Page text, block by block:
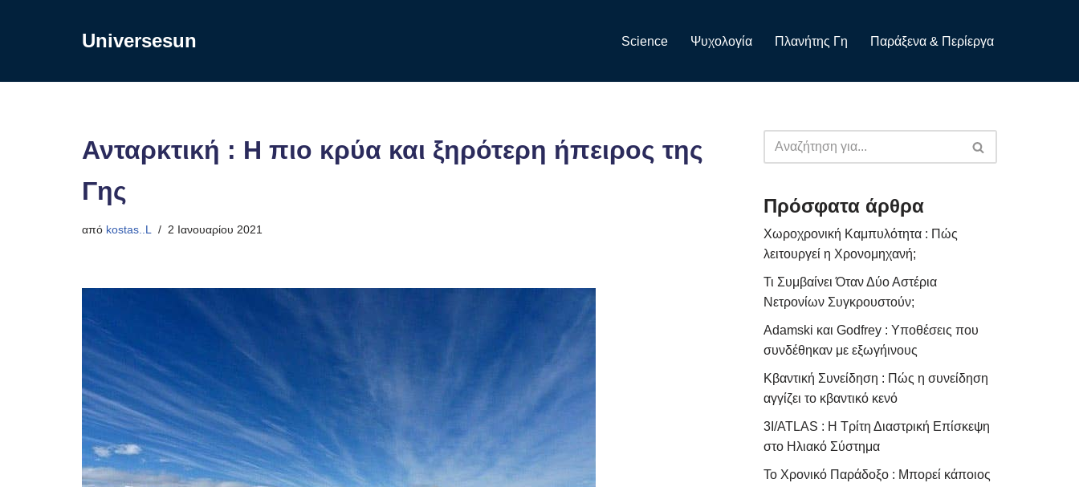
Μεταπηδήστε
περιεχόμενο
Universesun Science Ψυχολογία Πλανήτης Γη Παράξενα & Περίεργα
Ανταρκτική : Η πιο κρύα και ξηρότερη ήπειρος της
Γης
από kostas..L 2 Ιανουαρίου 2021
Πρόσφατα άρθρα
Χωροχρονική Καμπυλότητα : Πώς
λειτουργεί η Χρονομηχανή;
Τι Συμβαίνει Όταν Δύο Αστέρια
Νετρονίων Συγκρουστούν;
Adamski και Godfrey : Υποθέσεις που
συνδέθηκαν με εξωγήινους
Κβαντική Συνείδηση : Πώς η συνείδηση
αγγίζει το κβαντικό κενό
3I/ATLAS : Η Τρίτη Διαστρική Επίσκεψη
στο Ηλιακό Σύστημα
Το Χρονικό Παράδοξο : Μπορεί κάποιος